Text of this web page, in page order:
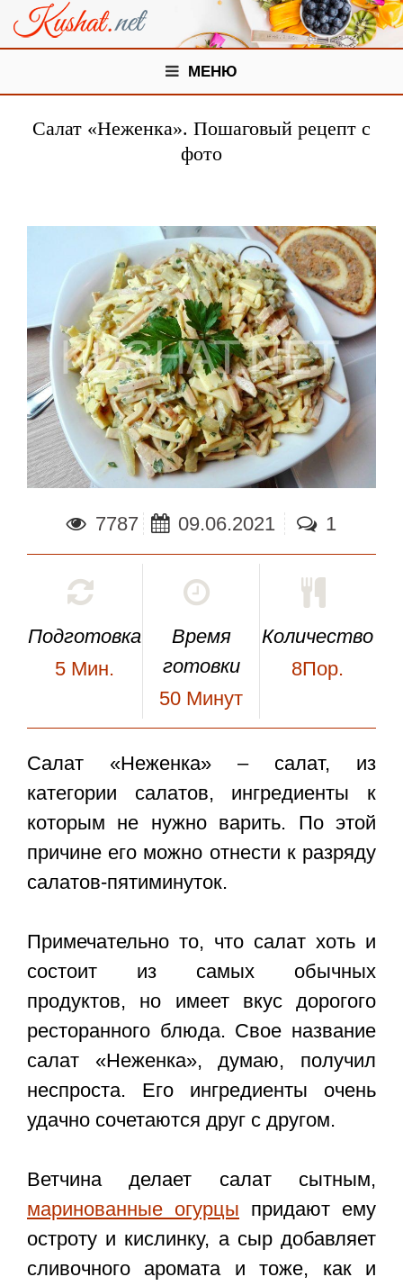
МЕНЮ
Салат «Неженка». Пошаговый рецепт с
фото
7787 09.06.2021 1
Подготовка
5 Мин.
Время
готовки
50 Минут
Количество
8Пор.
Салат «Неженка» – салат, из
категории салатов, ингредиенты к
которым не нужно варить. По этой
причине его можно отнести к разряду
салатов-пятиминуток.
Примечательно то, что салат хоть и
состоит из самых обычных
продуктов, но имеет вкус дорогого
ресторанного блюда. Свое название
салат «Неженка», думаю, получил
неспроста. Его ингредиенты очень
удачно сочетаются друг с другом.
Ветчина делает салат сытным,
маринованные огурцы придают ему
остроту и кислинку, а сыр добавляет
сливочного аромата и тоже, как и